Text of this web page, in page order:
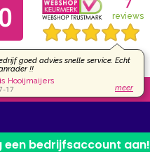
een bedrijfsaccount aan!